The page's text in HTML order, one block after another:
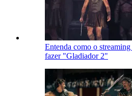
Entenda como o
fazer "Gladiador 2"